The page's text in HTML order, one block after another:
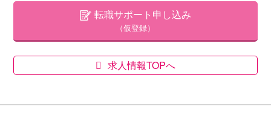
転職サポート申し込み
（仮登録）
求人情報TOPへ